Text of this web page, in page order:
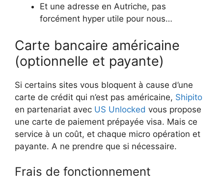
Et une adresse en Autriche, pas
forcément hyper utile pour nous…
Carte bancaire américaine
(optionnelle et payante)
Si certains sites vous bloquent à cause d’une
carte de crédit qui n’est pas américaine, Shipito
en partenariat avec US Unlocked vous propose
une carte de paiement prépayée visa. Mais ce
service à un coût, et chaque micro opération et
payante. A ne prendre que si nécessaire.
Frais de fonctionnement